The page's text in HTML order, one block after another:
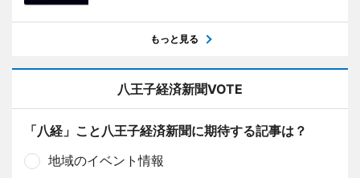
もっと見る
八王子経済新聞VOTE
「八経」こと八王子経済新聞に期待する記事は？
地域のイベント情報